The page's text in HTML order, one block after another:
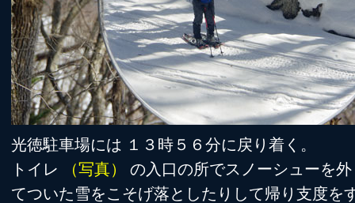
光徳駐車場には １３時５６分に戻り着く。
トイレ
（写真）
の入口の所でスノーシューを
てついた雪をこそげ落としたりして帰り支度を